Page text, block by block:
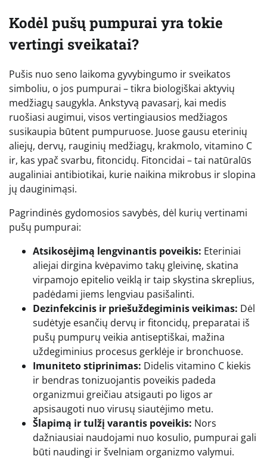
Kodėl pušų pumpurai yra tokie
vertingi sveikatai?
Pušis nuo seno laikoma gyvybingumo ir sveikatos
simboliu, o jos pumpurai – tikra biologiškai aktyvių
medžiagų saugykla. Ankstyvą pavasarį, kai medis
ruošiasi augimui, visos vertingiausios medžiagos
susikaupia būtent pumpuruose. Juose gausu eterinių
aliejų, dervų, rauginių medžiagų, krakmolo, vitamino C
ir, kas ypač svarbu, fitoncidų. Fitoncidai – tai natūralūs
augaliniai antibiotikai, kurie naikina mikrobus ir slopina
jų dauginimąsi.
Pagrindinės gydomosios savybės, dėl kurių vertinami
pušų pumpurai:
Atsikosėjimą lengvinantis poveikis: Eteriniai
aliejai dirgina kvėpavimo takų gleivinę, skatina
virpamojo epitelio veiklą ir taip skystina skreplius,
padėdami jiems lengviau pasišalinti.
Dezinfekcinis ir priešuždegiminis veikimas: Dėl
sudėtyje esančių dervų ir fitoncidų, preparatai iš
pušų pumpurų veikia antiseptiškai, mažina
uždegiminius procesus gerklėje ir bronchuose.
Imuniteto stiprinimas: Didelis vitamino C kiekis
ir bendras tonizuojantis poveikis padeda
organizmui greičiau atsigauti po ligos ar
apsisaugoti nuo virusų siautėjimo metu.
Šlapimą ir tulžį varantis poveikis: Nors
dažniausiai naudojami nuo kosulio, pumpurai gali
būti naudingi ir švelniam organizmo valymui.